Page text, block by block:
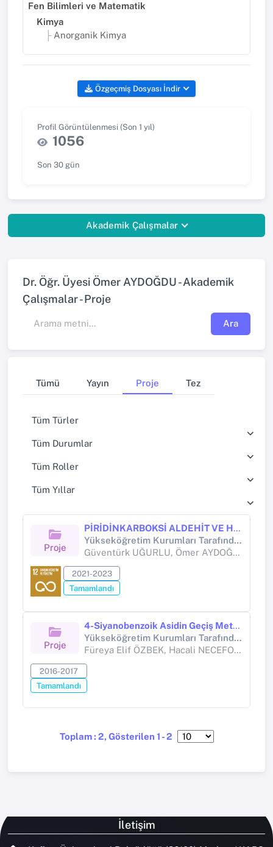
Fen Bilimleri ve Matematik
Kimya
Anorganik Kimya
Özgeçmiş Dosyası İndir
Profil Görüntülenmesi (Son 1 yıl)
1056
Son 30 gün
Akademik Çalışmalar
Dr. Öğr. Üyesi Ömer AYDOĞDU - Akademik
Çalışmalar - Proje
Ara
Tümü Yayın Proje Tez
Tüm Türler
Tüm Durumlar
Tüm Roller
Tüm Yıllar
Proje
PİRİDİNKARBOKSİ ALDEHİT VE HİDRAZİD TÜREVLERİNDEN SCHİFF BAZLARI VE GEÇİŞ METAL KOMPLEKSLERİNİN SENTEZİ, SPEKTROSKOPİK, YAPISAL VE LİNEER OLMAYAN OPTİK ÖZELLİKLERİNİN DENEYSEL VE TEORİK OLARAK ARAŞTIRILMASI
Yükseköğretim Kurumları Tarafından Destekli Bilimsel Araştırma Projesi (Yükseköğretim Kurumları tarafından destekli bilimsel araştırma projesi)
Güventürk UĞURLU, Ömer AYDOĞDU
2021-2023
Tamamlandı
Proje
4-Siyanobenzoik Asidin Geçiş Metalleriyle Mix Ligand Komplekslerinin Sentezi, Yapılarının Aydınlatılması Ve Optik Özelliklerinin İncelenmesi
Yükseköğretim Kurumları Tarafından Destekli Bilimsel Araştırma Projesi (Yükseköğretim Kurumları tarafından destekli bilimsel araştırma projesi)
Füreya Elif ÖZBEK, Hacali NECEFOĞLU, Mustafa YÜKSEK, Mustafa SERTÇELİK, Ömer AYDOĞDU, Gamze Yılmaz NAYİR
2016-2017
Tamamlandı
Toplam : 2, Gösterilen 1 - 2
İletişim